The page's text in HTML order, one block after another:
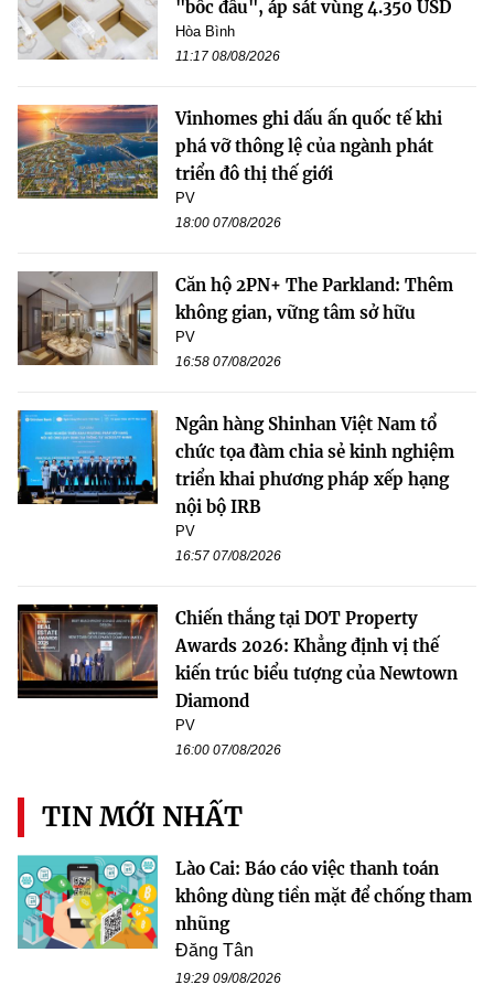
"bốc đầu", áp sát vùng 4.350 USD
Hòa Bình
11:17 08/08/2026
Vinhomes ghi dấu ấn quốc tế khi
phá vỡ thông lệ của ngành phát
triển đô thị thế giới
PV
18:00 07/08/2026
Căn hộ 2PN+ The Parkland: Thêm
không gian, vững tâm sở hữu
PV
16:58 07/08/2026
Ngân hàng Shinhan Việt Nam tổ
chức tọa đàm chia sẻ kinh nghiệm
triển khai phương pháp xếp hạng
nội bộ IRB
PV
16:57 07/08/2026
Chiến thắng tại DOT Property
Awards 2026: Khẳng định vị thế
kiến trúc biểu tượng của Newtown
Diamond
PV
16:00 07/08/2026
TIN MỚI NHẤT
Lào Cai: Báo cáo việc thanh toán
không dùng tiền mặt để chống tham
nhũng
Đăng Tân
19:29 09/08/2026